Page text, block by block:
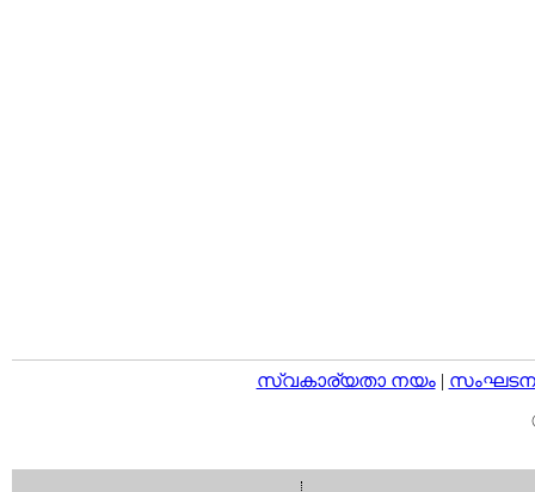
സ്വകാര്യതാ നയം|